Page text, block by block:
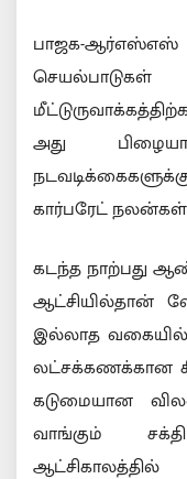
பாஜக-
அது
கார்பரேட் நலன்கள்
கடந்த நாற்பது
ஆட்சியில்தான்
இல்லாத
லட்சக்கணக்கான
கடுமையான
வாங்கும்